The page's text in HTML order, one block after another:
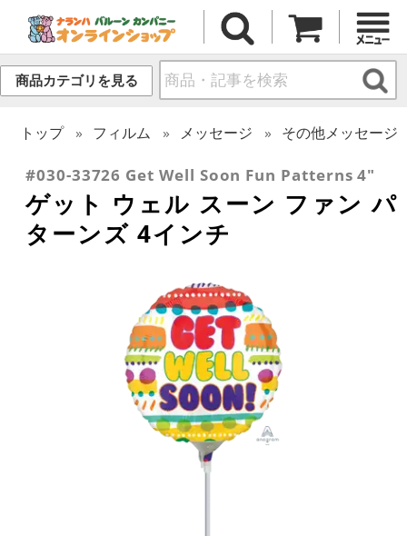
商品カテゴリを見る
トップ フィルム メッセージ その他メッセージ
#030-33726 Get Well Soon Fun Patterns 4"
ゲット ウェル スーン ファン パ
ターンズ 4インチ